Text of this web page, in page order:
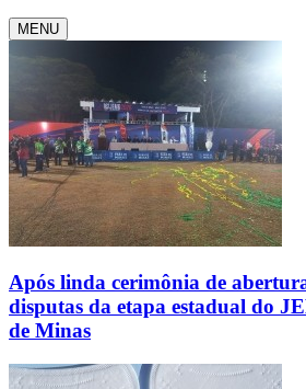
MENU
Após linda cerimônia de
disputas da etapa estadual do
de Minas